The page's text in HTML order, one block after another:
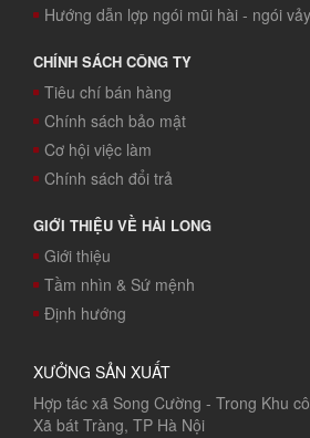
Hướng dẫn lợp ngói mũi hài - ngói
CHÍNH SÁCH CÔNG TY
Tiêu chí bán hàng
Chính sách bảo mật
Cơ hội việc làm
Chính sách đổi trả
GIỚI THIỆU VỀ HẢI LONG
Giới thiệu
Tầm nhìn & Sứ mệnh
Định hướng
XƯỞNG SẢN XUẤT
Hợp tác xã Song Cường - Trong Khu
Xã bát Tràng, TP Hà Nội